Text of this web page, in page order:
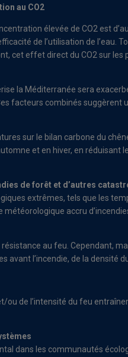
au CO2
élevée de CO2 est
de l’utilisation de
cet effet direct du CO2 sur les
la Méditerranée sera
facteurs combinés
sur le bilan carbone du
et en hiver, en
de forêt et d’autres
extrêmes, tels que les
accru
résistance au feu. Cependant,
avant l’incendie, de la
ou de l’intensité du feu
dans les communautés